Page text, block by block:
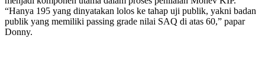
“Hanya 195 yang dinyatakan lolos ke tahap uji publik, yakni badan
publik yang memiliki passing grade nilai SAQ di atas 60,” papar
Donny.